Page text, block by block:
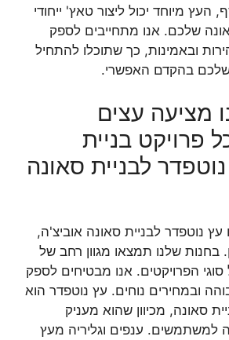
מיוחד יכול ליצור טאץ' ייחודי
שלכם. אנו מתחייבים לספק
ובאמינות, כך שתוכלו להתחיל
בהקדם האפשרי.
מציעה עצים
פרויקט בניית
לבניית סאונה
נוטפדר לבניית סאונה אוביצ'ה,
בחנות שלנו תמצאו מגוון רחב של
סוגי הפרויקטים. אנו מבטיחים לספק
ובמחירים נוחים. עץ נוטפדר הוא
סאונה, מכיוון שהוא מעניק
למשתמשים. ענפים וגליריה מעץ